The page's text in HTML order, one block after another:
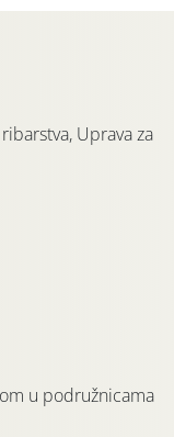
Uprava za
u podružnicama